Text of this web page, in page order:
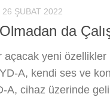
26 ŞUBAT 2022
da
açacak yeni
A, kendi ses ve
A, cihaz üzerinde